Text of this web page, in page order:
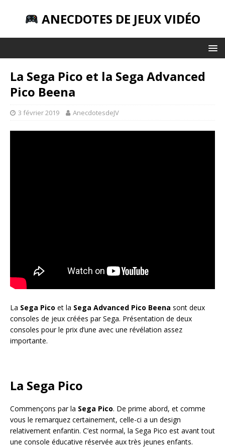
ANECDOTES DE JEUX VIDÉO
La Sega Pico et la Sega Advanced
Pico Beena
3 février 2019 AnecdotesdeJV
La Sega Pico et la Sega Advanced Pico Beena sont deux
consoles de jeux créées par Sega. Présentation de deux
consoles pour le prix d’une avec une révélation assez
importante.
La Sega Pico
Commençons par la Sega Pico. De prime abord, et comme
vous le remarquez certainement, celle-ci a un design
relativement enfantin. C’est normal, la Sega Pico est avant tout
une console éducative réservée aux très jeunes enfants.